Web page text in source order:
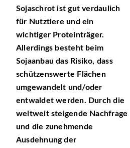
Sojaschrot ist gut verdaulich
für Nutztiere und ein
wichtiger Proteinträger.
Allerdings besteht beim
Sojaanbau das Risiko, dass
schützenswerte Flächen
umgewandelt und/oder
entwaldet werden. Durch die
weltweit steigende Nachfrage
und die zunehmende
Ausdehnung der